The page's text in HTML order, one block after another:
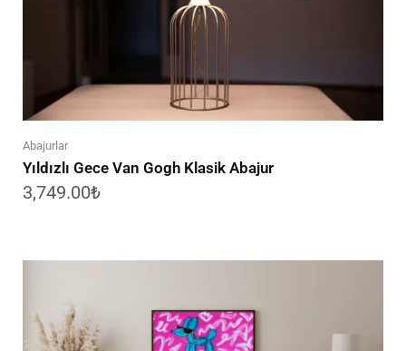
Abajurlar
Yıldızlı Gece Van Gogh Klasik Abajur
3,749.00₺